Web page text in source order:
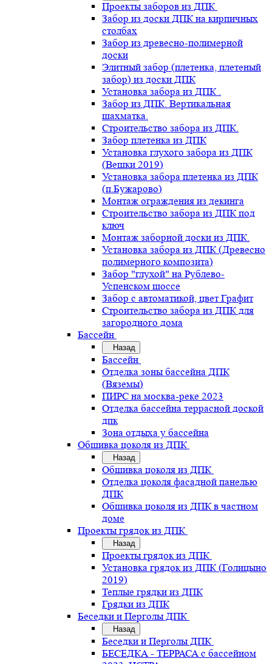
Проекты заборов из ДПК
Забор из доски ДПК на кирпичных
столбах
Забор из древесно-полимерной
доски
Элитный забор (плетенка, плетеный
забор) из доски ДПК
Установка забора из ДПК .
Забор из ДПК. Вертикальная
шахматка.
Строительство забора из ДПК.
Забор плетенка из ДПК
Установка глухого забора из ДПК
(Вешки 2019)
Установка забора плетенка из ДПК
(п.Бужарово)
Монтаж ограждения из декинга
Строительство забора из ДПК под
ключ
Монтаж заборной доски из ДПК.
Установка забора из ДПК (Древесно
полимерного композита)
Забор "глухой" на Рублево-
Успенском шоссе
Забор с автоматикой, цвет Графит
Строительство забора из ДПК для
загородного дома
Бассейн
Назад
Бассейн
Отделка зоны бассейна ДПК
(Вяземы)
ПИРС на москва-реке 2023
Отделка бассейна террасной доской
дпк
Зона отдыха у бассейна
Обшивка цоколя из ДПК
Назад
Обшивка цоколя из ДПК
Отделка цоколя фасадной панелью
ДПК
Обшивка цоколя из ДПК в частном
доме
Проекты грядок из ДПК
Назад
Проекты грядок из ДПК
Установка грядок из ДПК (Голицыно
2019)
Теплые грядки из ДПК
Грядки из ДПК
Беседки и Перголы ДПК
Назад
Беседки и Перголы ДПК
БЕСЕДКА - ТЕРРАСА с бассейном